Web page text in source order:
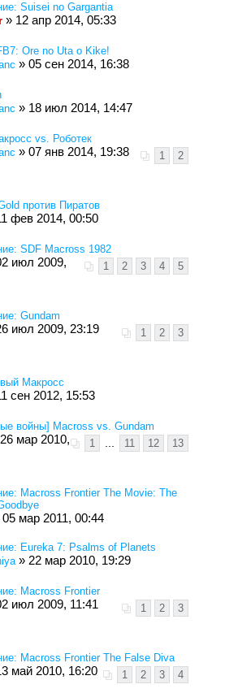
Suisei no Gargantia
» 12 апр 2014, 05:33
Ore no Uta o Kike!
» 05 сен 2014, 16:38
» 18 июл 2014, 14:47
vs. Роботек
1
2
» 07 янв 2014, 19:38
против Пиратов
фев 2014, 00:50
SDF Macross 1982
1
2 3 4 5
июл 2009,
Gundam
1
2 3
июл 2009, 23:19
Макросс
сен 2012, 15:53
войны] Macross vs. Gundam
1
... 11 12 13
мар 2010,
Macross Frontier The Movie: The
05 мар 2011, 00:44
Eureka 7: Psalms of Planets
» 22 мар 2010, 19:29
Macross Frontier
1
2 3
июл 2009, 11:41
Масross Frontier The False Diva
1
2 3 4
май 2010, 16:20